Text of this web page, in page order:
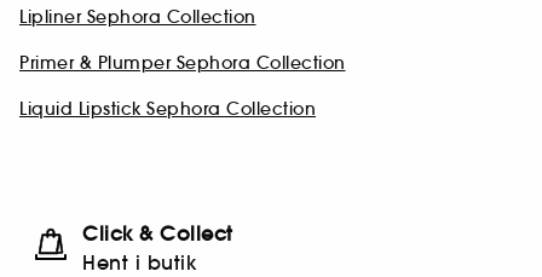
Lipliner Sephora Collection
Primer & Plumper Sephora Collection
Liquid Lipstick Sephora Collection
Click & Collect
Hent i butik